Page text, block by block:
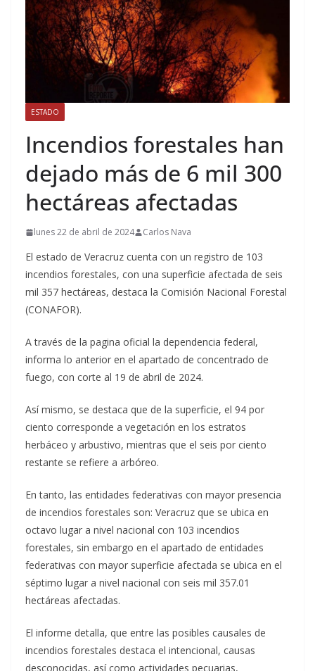
ESTADO
Incendios forestales han
dejado más de 6 mil 300
hectáreas afectadas
lunes 22 de abril de 2024 Carlos Nava
El estado de Veracruz cuenta con un registro de 103
incendios forestales, con una superficie afectada de seis
mil 357 hectáreas, destaca la Comisión Nacional Forestal
(CONAFOR).
A través de la pagina oficial la dependencia federal,
informa lo anterior en el apartado de concentrado de
fuego, con corte al 19 de abril de 2024.
Así mismo, se destaca que de la superficie, el 94 por
ciento corresponde a vegetación en los estratos
herbáceo y arbustivo, mientras que el seis por ciento
restante se refiere a arbóreo.
En tanto, las entidades federativas con mayor presencia
de incendios forestales son: Veracruz que se ubica en
octavo lugar a nivel nacional con 103 incendios
forestales, sin embargo en el apartado de entidades
federativas con mayor superficie afectada se ubica en el
séptimo lugar a nivel nacional con seis mil 357.01
hectáreas afectadas.
El informe detalla, que entre las posibles causales de
incendios forestales destaca el intencional, causas
desconocidas, así como actividades pecuarias,